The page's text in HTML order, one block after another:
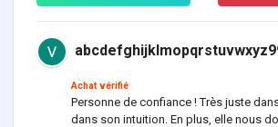
Achat vérifié
Personne de confiance ! Très juste
dans son intuition. En plus, elle nous